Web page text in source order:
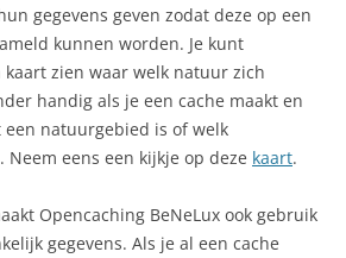
gegevens geven zodat deze op een
kunnen worden. Je kunt
zien waar welk natuur zich
handig als je een cache maakt en
natuurgebied is of welk
eens een kijkje op deze kaart.
Opencaching BeNeLux ook gebruik
gegevens. Als je al een cache